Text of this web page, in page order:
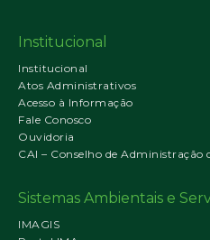
Institucional
Institucional
Atos Administrativos
Acesso à Informação
Fale Conosco
Ouvidoria
CAI – Conselho de Administração
Sistemas Ambientais e
IMAGIS